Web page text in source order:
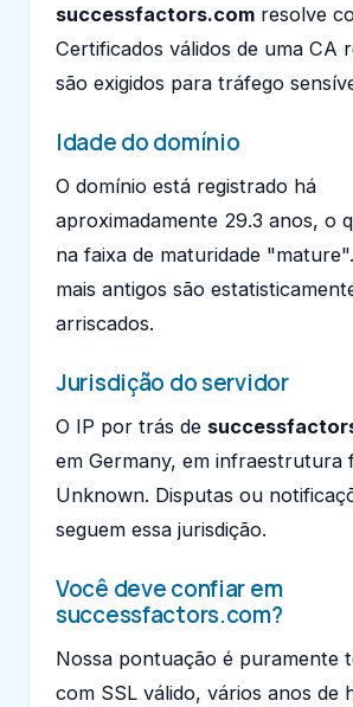
successfactors.com resolve
Certificados válidos de uma CA
são exigidos para tráfego
Idade do domínio
O domínio está registrado há
aproximadamente 29.3 anos, o
na faixa de maturidade
mais antigos são
arriscados.
Jurisdição do servidor
O IP por trás de
em Germany, em infraestrutura
Unknown. Disputas ou
seguem essa jurisdição.
Você deve confiar em
successfactors.com?
Nossa pontuação é puramente
com SSL válido, vários anos de